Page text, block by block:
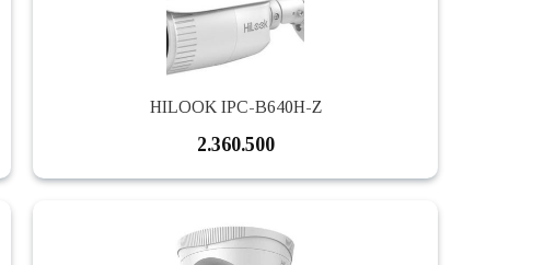
HILOOK IPC-B640H-Z
2.360.500